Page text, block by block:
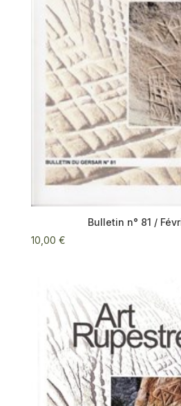
Bulletin n° 81 /
10,00 €